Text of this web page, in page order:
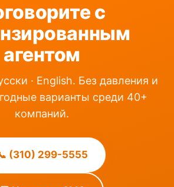
с
агентом
· English. Без давления и
варианты среди 40+
компаний.
(310) 299-5555